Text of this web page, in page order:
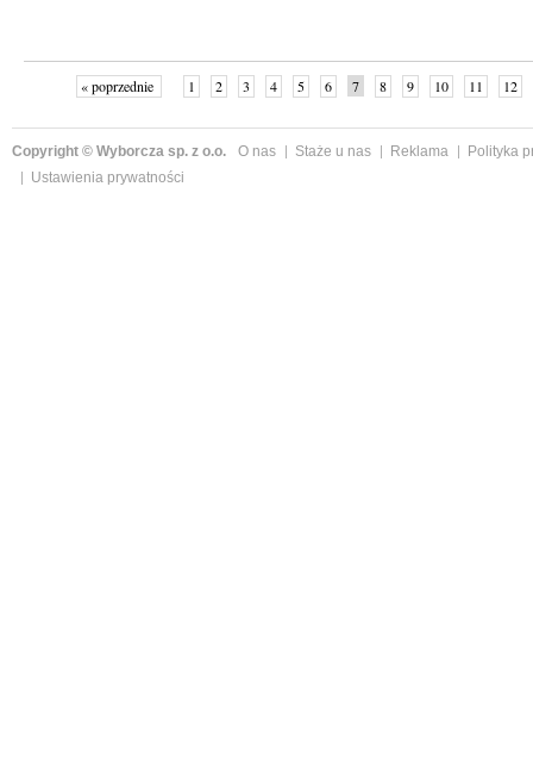
« poprzednie 1 2 3 4 5 6 7 8 9 10 11 12
Copyright © Wyborcza sp. z o.o. O nas Staże u nas Reklama
Polityka
Ustawienia prywatności